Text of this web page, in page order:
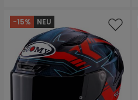
-15% NEU